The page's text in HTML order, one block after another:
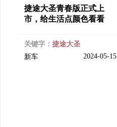
捷途大圣青春版正式上
市，给生活点颜色看看
关键字： 捷途大圣
新车
2024-05-15